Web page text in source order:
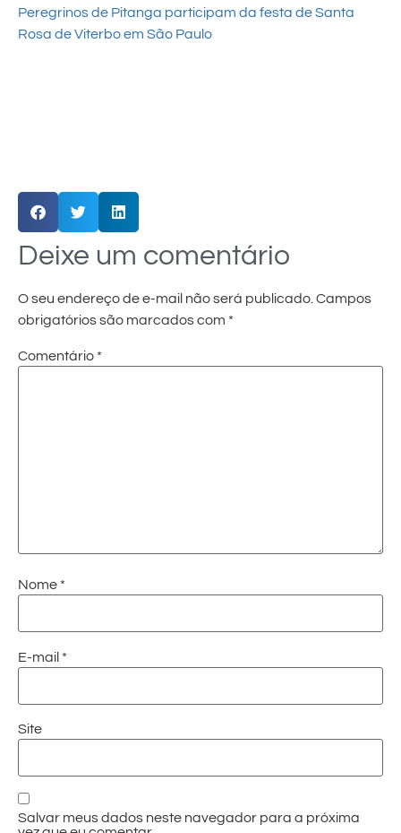
Peregrinos de Pitanga participam da festa de Santa
Rosa de Viterbo em São Paulo
Deixe um comentário
O seu endereço de e-mail não será publicado.Campos
obrigatórios são marcados com *
Comentário *
Nome *
E-mail *
Site
Salvar meus dados neste navegador para a próxima